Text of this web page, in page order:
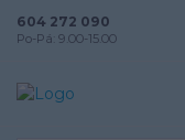
604 272 090
Po-Pá: 9.00-15.00